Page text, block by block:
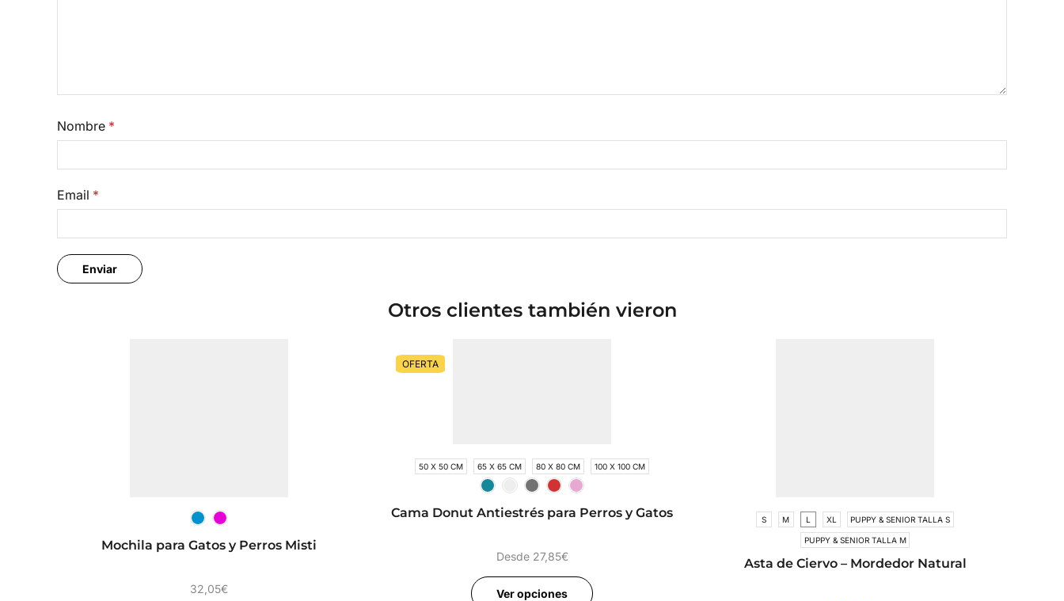
Nombre *
Email *
Otros clientes también vieron
Mochila para Gatos y Perros Misti
32,05€
OFERTA
50 X 50 CM 65 X 65 CM 80 X 80 CM 100 X 100 CM
Cama Donut Antiestrés para Perros y Gatos
Desde 27,85€
Ver opciones
S M L XL PUPPY & SENIOR TALLA S
PUPPY & SENIOR TALLA M
Asta de Ciervo – Mordedor Natural